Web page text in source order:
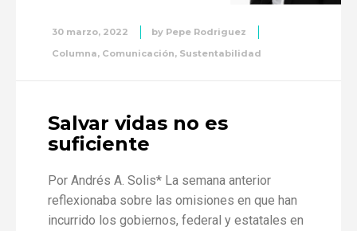
30 marzo, 2022 by Pepe Rodriguez
Columna, Comunicación, Sustentabilidad
Salvar vidas no es
suficiente
Por Andrés A. Solis* La semana anterior
reflexionaba sobre las omisiones en que han
incurrido los gobiernos, federal y estatales en